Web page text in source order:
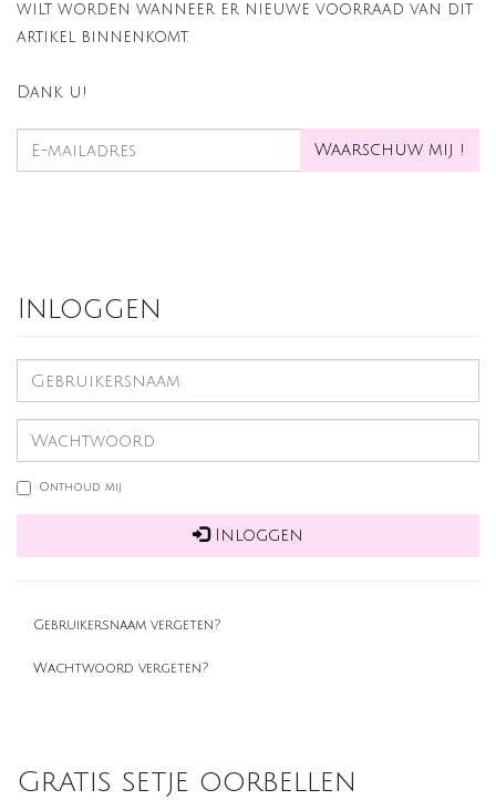
wilt worden wanneer er nieuwe voorraad van dit
artikel binnenkomt.
Dank u!
Inloggen
Onthoud mij
Inloggen
Gebruikersnaam vergeten?
Wachtwoord vergeten?
Gratis setje oorbellen